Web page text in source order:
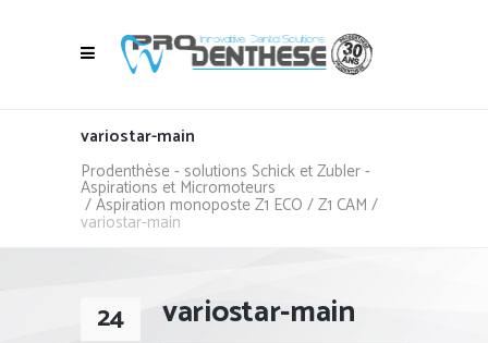
variostar-main
Prodenthèse - solutions Schick et Zubler -
Aspirations et Micromoteurs
/Aspiration monoposte Z1 ECO / Z1 CAM /
variostar-main
24 variostar-main